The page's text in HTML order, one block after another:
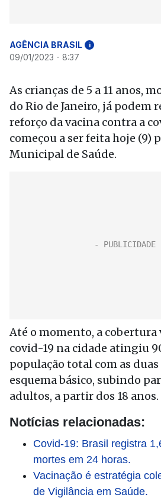
AGÊNCIA BRASIL i
09/01/2023 - 8:37
As crianças de 5 a 11 anos,
do Rio de Janeiro, já podem
reforço da vacina contra a
começou a ser feitahoje (9)
Municipal de Saúde.
Até o momento, a cobertura
covid-19 na cidade atingiu
população total com as duas
esquema básico, subindo
adultos, a partir dos 18 anos.
Notícias relacionadas:
Covid-19: Brasil registra
mortes em 24 horas.
Vacinação é estratégia
de Vigilância em Saúde.